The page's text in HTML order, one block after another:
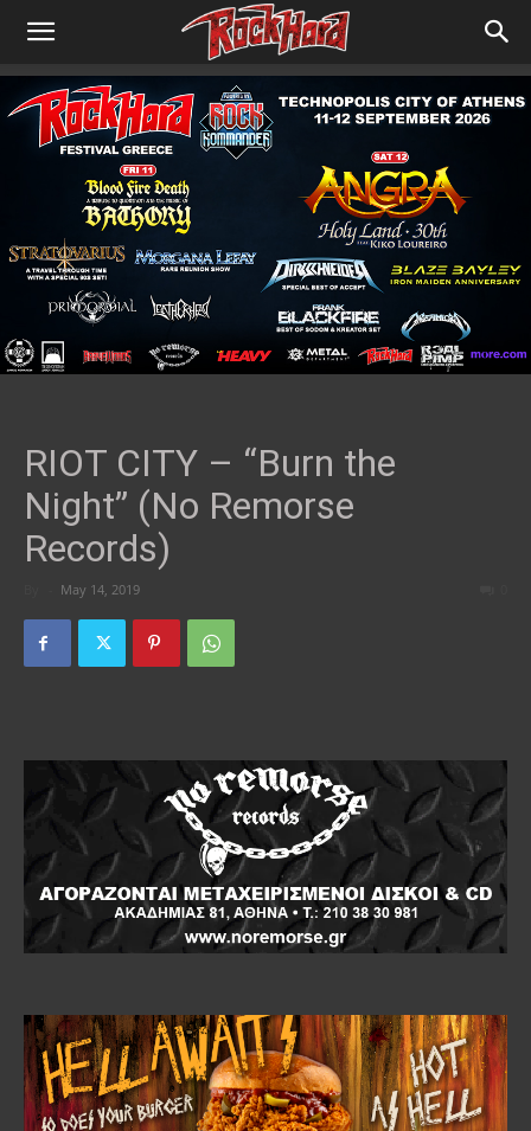
RIOT CITY – “Burn the
Night” (No Remorse
Records)
May 14, 2019